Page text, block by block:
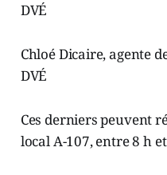
DVÉ
Chloé Dicaire, agente
DVÉ
Ces derniers peuvent
local A-107, entre 8 h